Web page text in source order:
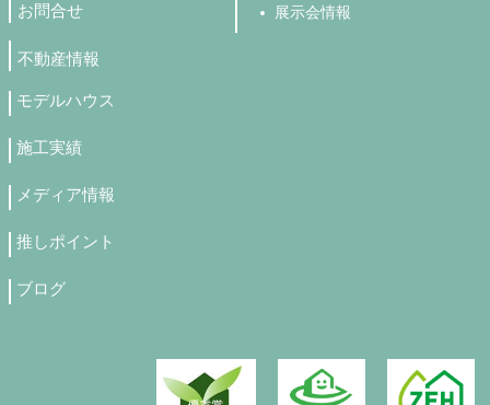
お問合せ
不動産情報
展示会情報
モデルハウス
施工実績
メディア情報
推しポイント
ブログ